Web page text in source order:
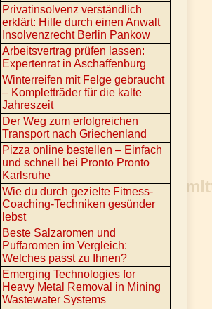
Privatinsolvenz verständlich
erklärt: Hilfe durch einen Anwalt
Insolvenzrecht Berlin Pankow
Arbeitsvertrag prüfen lassen:
Expertenrat in Aschaffenburg
Winterreifen mit Felge gebraucht
– Kompletträder für die kalte
Jahreszeit
Der Weg zum erfolgreichen
Transport nach Griechenland
Pizza online bestellen – Einfach
und schnell bei Pronto Pronto
Karlsruhe
Wie du durch gezielte Fitness-
Coaching-Techniken gesünder
lebst
Beste Salzaromen und
Puffaromen im Vergleich:
Welches passt zu Ihnen?
Emerging Technologies for
Heavy Metal Removal in Mining
Wastewater Systems